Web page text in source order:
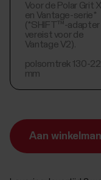
Voor de Polar Grit
en Vantage-serie*
(*SHIFT™-adapter
vereist voor de
Vantage V2).
polsomtrek 130-
mm
Aan